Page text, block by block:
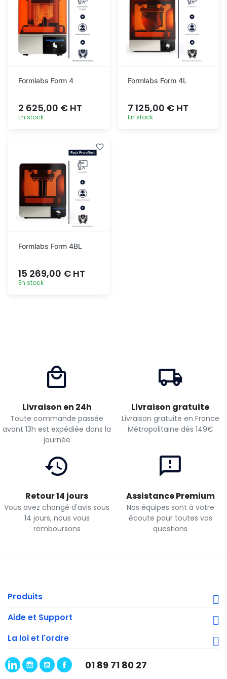
Formlabs Form 4
2 625,00 € HT
En stock
rapide
Formlabs Form 4L
7 125,00 € HT
En stock
Formlabs Form 4BL
15 269,00 € HT
En stock
Livraison en 24h
Toute commande passée
avant 13h est expédiée dans la
journée
Livraison gratuite
Livraison gratuite en France
Métropolitaine dès 149€
Retour 14 jours
Vous avez changé d'avis sous
14 jours, nous vous
remboursons
Assistance Premium
Nos équipes sont à votre
écoute pour toutes vos
questions
Produits
Aide et Support
La loi et l'ordre
01 89 71 80 27